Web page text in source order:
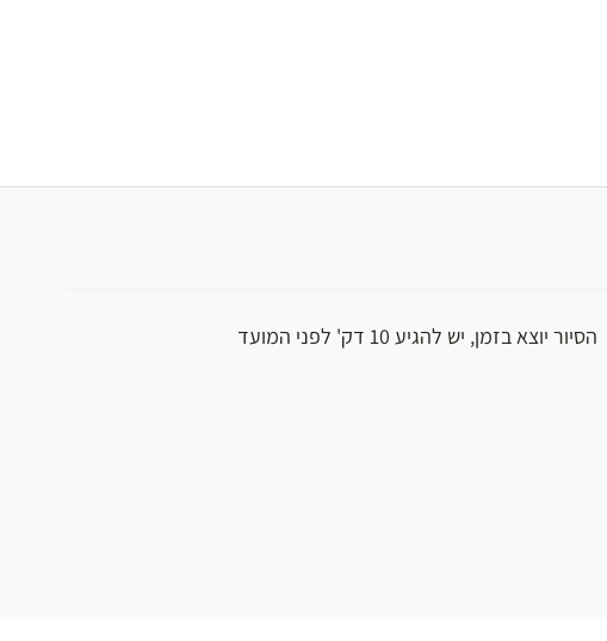
הסיור יוצא בזמן, יש להגיע 10 דק' לפני המועד